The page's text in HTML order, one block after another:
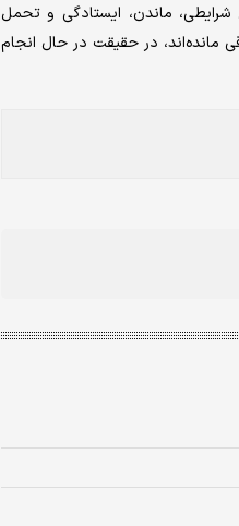
ماندن، ایستادگی و تحمل
مانده‌اند، در حقیقت در حال انجام